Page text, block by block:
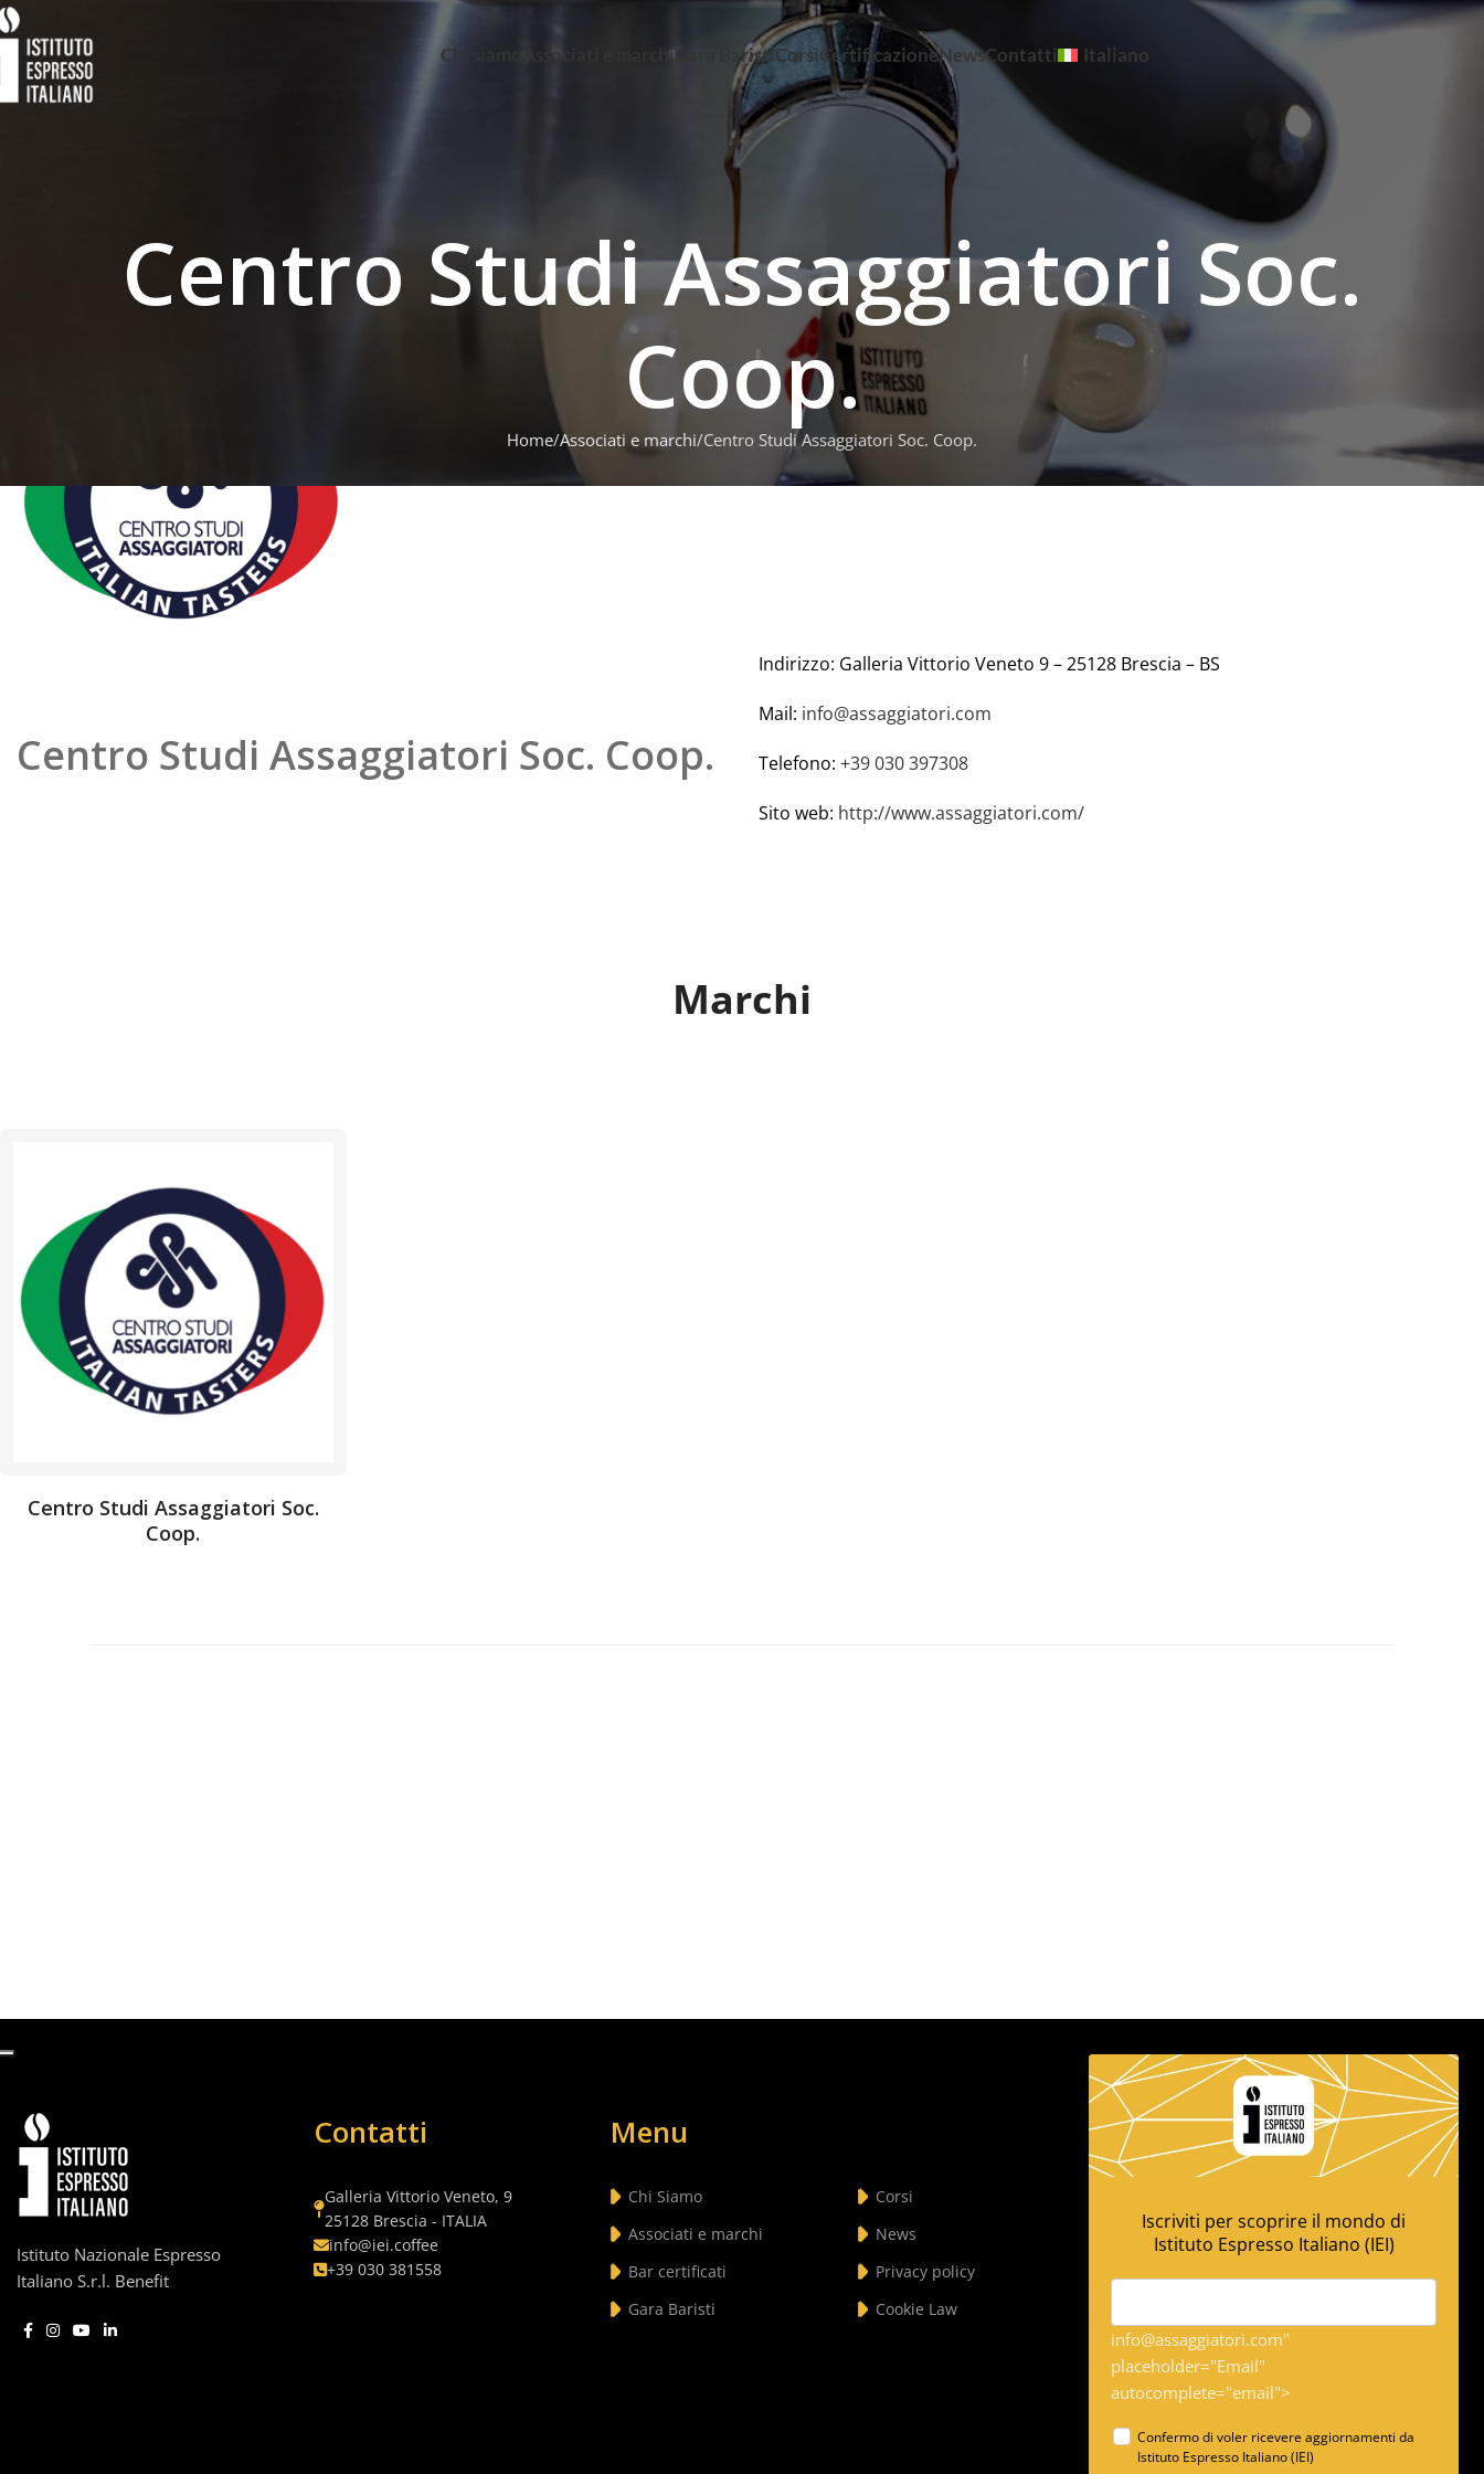
Chi siamo Associati e marchiGara BaristiCorsiCertificazioneNewsContatti Italiano
Centro Studi Assaggiatori Soc.
Coop.
Home Associati e marchi Centro Studi Assaggiatori Soc. Coop.
Centro Studi Assaggiatori Soc. Coop.
Indirizzo: Galleria Vittorio Veneto 9 – 25128 Brescia – BS
Mail: info@assaggiatori.com
Telefono: +39 030 397308
Sito web: http://www.assaggiatori.com/
Marchi
Centro Studi Assaggiatori Soc.
Coop.
Istituto Nazionale Espresso
Italiano S.r.l. Benefit
Contatti
Galleria Vittorio Veneto, 9
25128 Brescia - ITALIA
info@iei.coffee
+39 030 381558
Menu
Chi Siamo
Associati e marchi
Bar certificati
Gara Baristi
Corsi
News
Privacy policy
Cookie Law
Iscriviti per scoprire il mondo di
Istituto Espresso Italiano (IEI)
info@assaggiatori.com"
placeholder="Email"
autocomplete="email">
Confermo di voler ricevere aggiornamenti da
Istituto Espresso Italiano (IEI)